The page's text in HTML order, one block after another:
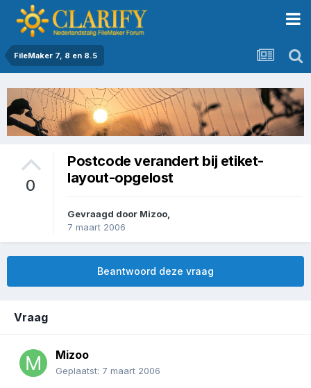
FileMaker 7, 8 en 8.5
0
Postcode verandert bij etiket-
layout-opgelost
Gevraagd door Mizoo
7 maart 2006
Beantwoord deze vraag
Vraag
Mizoo
Geplaatst: 7 maart 2006